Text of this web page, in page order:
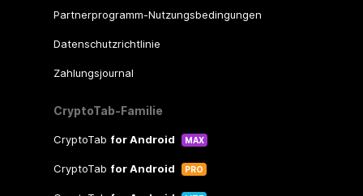
Partnerprogramm-Nutzungsbedingungen
Datenschutzrichtlinie
Zahlungsjournal
CryptoTab-Familie
CryptoTab for Android MAX
CryptoTab for Android PRO